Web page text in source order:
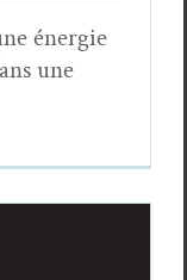
énergie
une